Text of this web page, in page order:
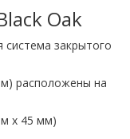
Oak
система закрытого
расположены на
х 45 мм)